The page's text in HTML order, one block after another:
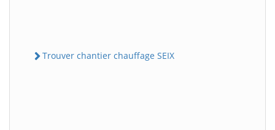
Trouver chantier chauffage SEIX